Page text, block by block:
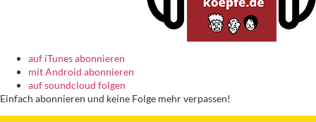
auf iTunes abonnieren
mit Android abonnieren
auf soundcloud folgen
Einfach abonnieren und keine Folge mehr verpassen!